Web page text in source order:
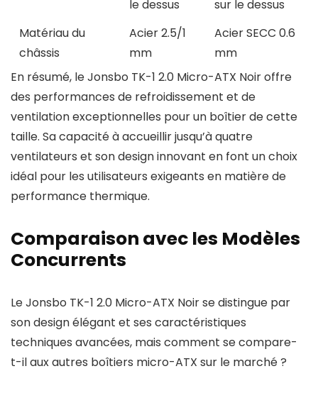
le dessus
sur le dessus
Matériau du
châssis
Acier 2.5/1
mm
Acier SECC 0.6
mm
En résumé, le Jonsbo TK-1 2.0 Micro-ATX Noir offre
des performances de refroidissement et de
ventilation exceptionnelles pour un boîtier de cette
taille. Sa capacité à accueillir jusqu’à quatre
ventilateurs et son design innovant en font un choix
idéal pour les utilisateurs exigeants en matière de
performance thermique.
Comparaison avec les Modèles
Concurrents
Le Jonsbo TK-1 2.0 Micro-ATX Noir se distingue par
son design élégant et ses caractéristiques
techniques avancées, mais comment se compare-
t-il aux autres boîtiers micro-ATX sur le marché ?